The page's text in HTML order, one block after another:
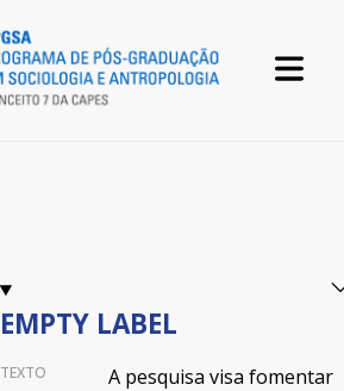
EMPTY LABEL
TEXTO
A pesquisa visa fomentar